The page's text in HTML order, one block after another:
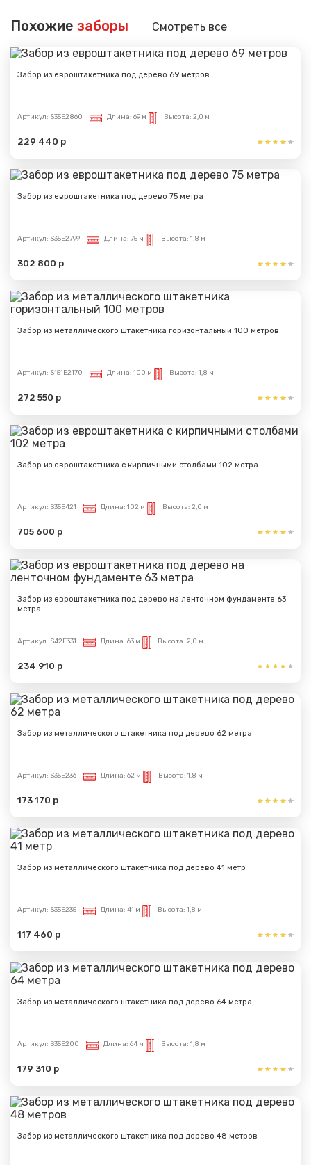
Похожие заборы Смотреть все
Забор из евроштакетника под дерево 69 метров
Артикул: S35E2860 Длина: 69 м Высота: 2,0 м
229 440 р
Забор из евроштакетника под дерево 75 метра
Артикул: S35E2799 Длина: 75 м Высота: 1,8 м
302 800 р
Забор из металлического штакетника горизонтальный 100 метров
Артикул: S151E2170 Длина: 100 м Высота: 1,8 м
272 550 р
Забор из евроштакетника с кирпичными столбами 102 метра
Артикул: S35E421 Длина: 102 м Высота: 2,0 м
705 600 р
Забор из евроштакетника под дерево на ленточном фундаменте 63
метра
Артикул: S42E331 Длина: 63 м Высота: 2,0 м
234 910 р
Забор из металлического штакетника под дерево 62 метра
Артикул: S35E236 Длина: 62 м Высота: 1,8 м
173 170 р
Забор из металлического штакетника под дерево 41 метр
Артикул: S35E235 Длина: 41 м Высота: 1,8 м
117 460 р
Забор из металлического штакетника под дерево 64 метра
Артикул: S35E200 Длина: 64 м Высота: 1,8 м
179 310 р
Забор из металлического штакетника под дерево 48 метров
Сообщение успешно
Спасибо за обращение, наш специалист свяжется с
Вами.